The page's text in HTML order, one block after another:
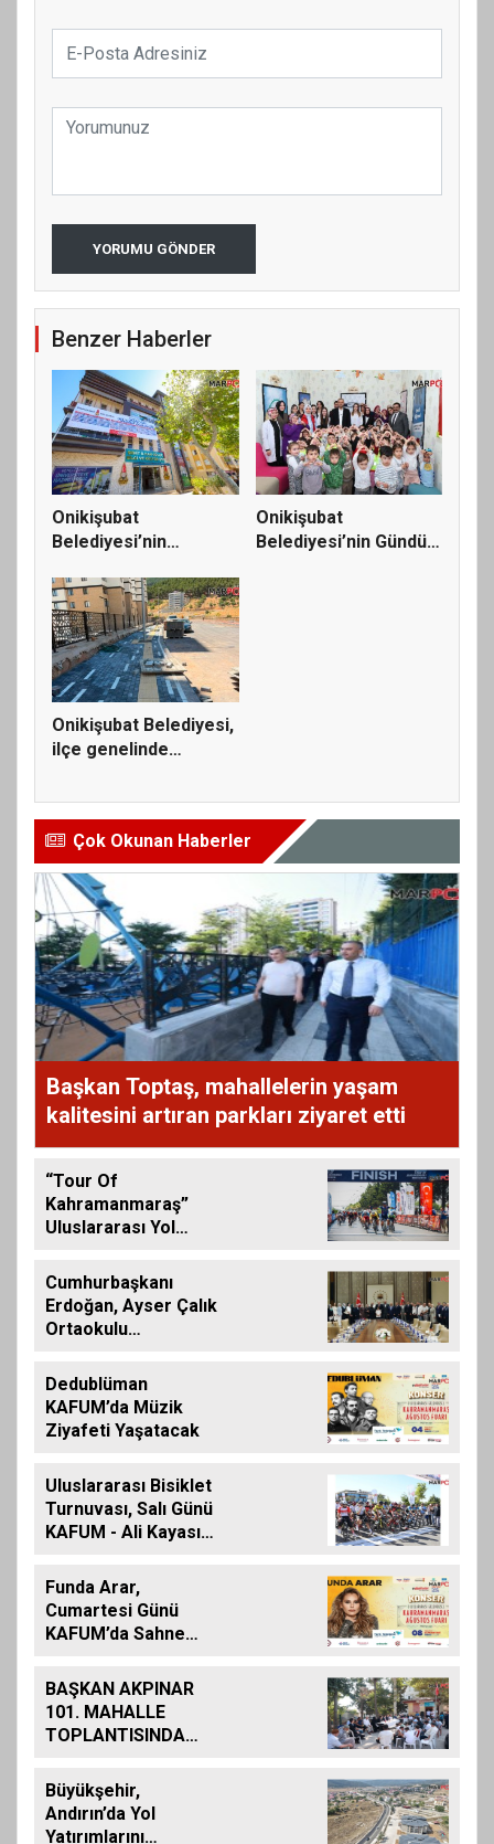
YORUMU GÖNDER
Benzer Haberler
Onikişubat
Belediyesi’nin
Onikişubat
Belediyesi’nin Gündüz
Onikişubat Belediyesi,
ilçe genelinde
Çok Okunan Haberler
Başkan Toptaş, mahallelerin yaşam
kalitesini artıran parkları ziyaret etti
“Tour Of
Kahramanmaraş”
Uluslararası Yol
Tamamlandı
Cumhurbaşkanı
Erdoğan, Ayser Çalık
Ortaokulu
Aileleriyle Bir Araya
Geldi
Dedublüman
KAFUM’da Müzik
Ziyafeti Yaşatacak
Uluslararası Bisiklet
Turnuvası, Salı Günü
KAFUM - Ali Kayası
Funda Arar,
Cumartesi Günü
KAFUM’da Sahne
BAŞKAN AKPINAR
101. MAHALLE
TOPLANTISINDA
MAHALLESİ
SAKİNLERİYLE
BULUŞTU
Büyükşehir,
Andırın’da Yol
Yatırımlarını